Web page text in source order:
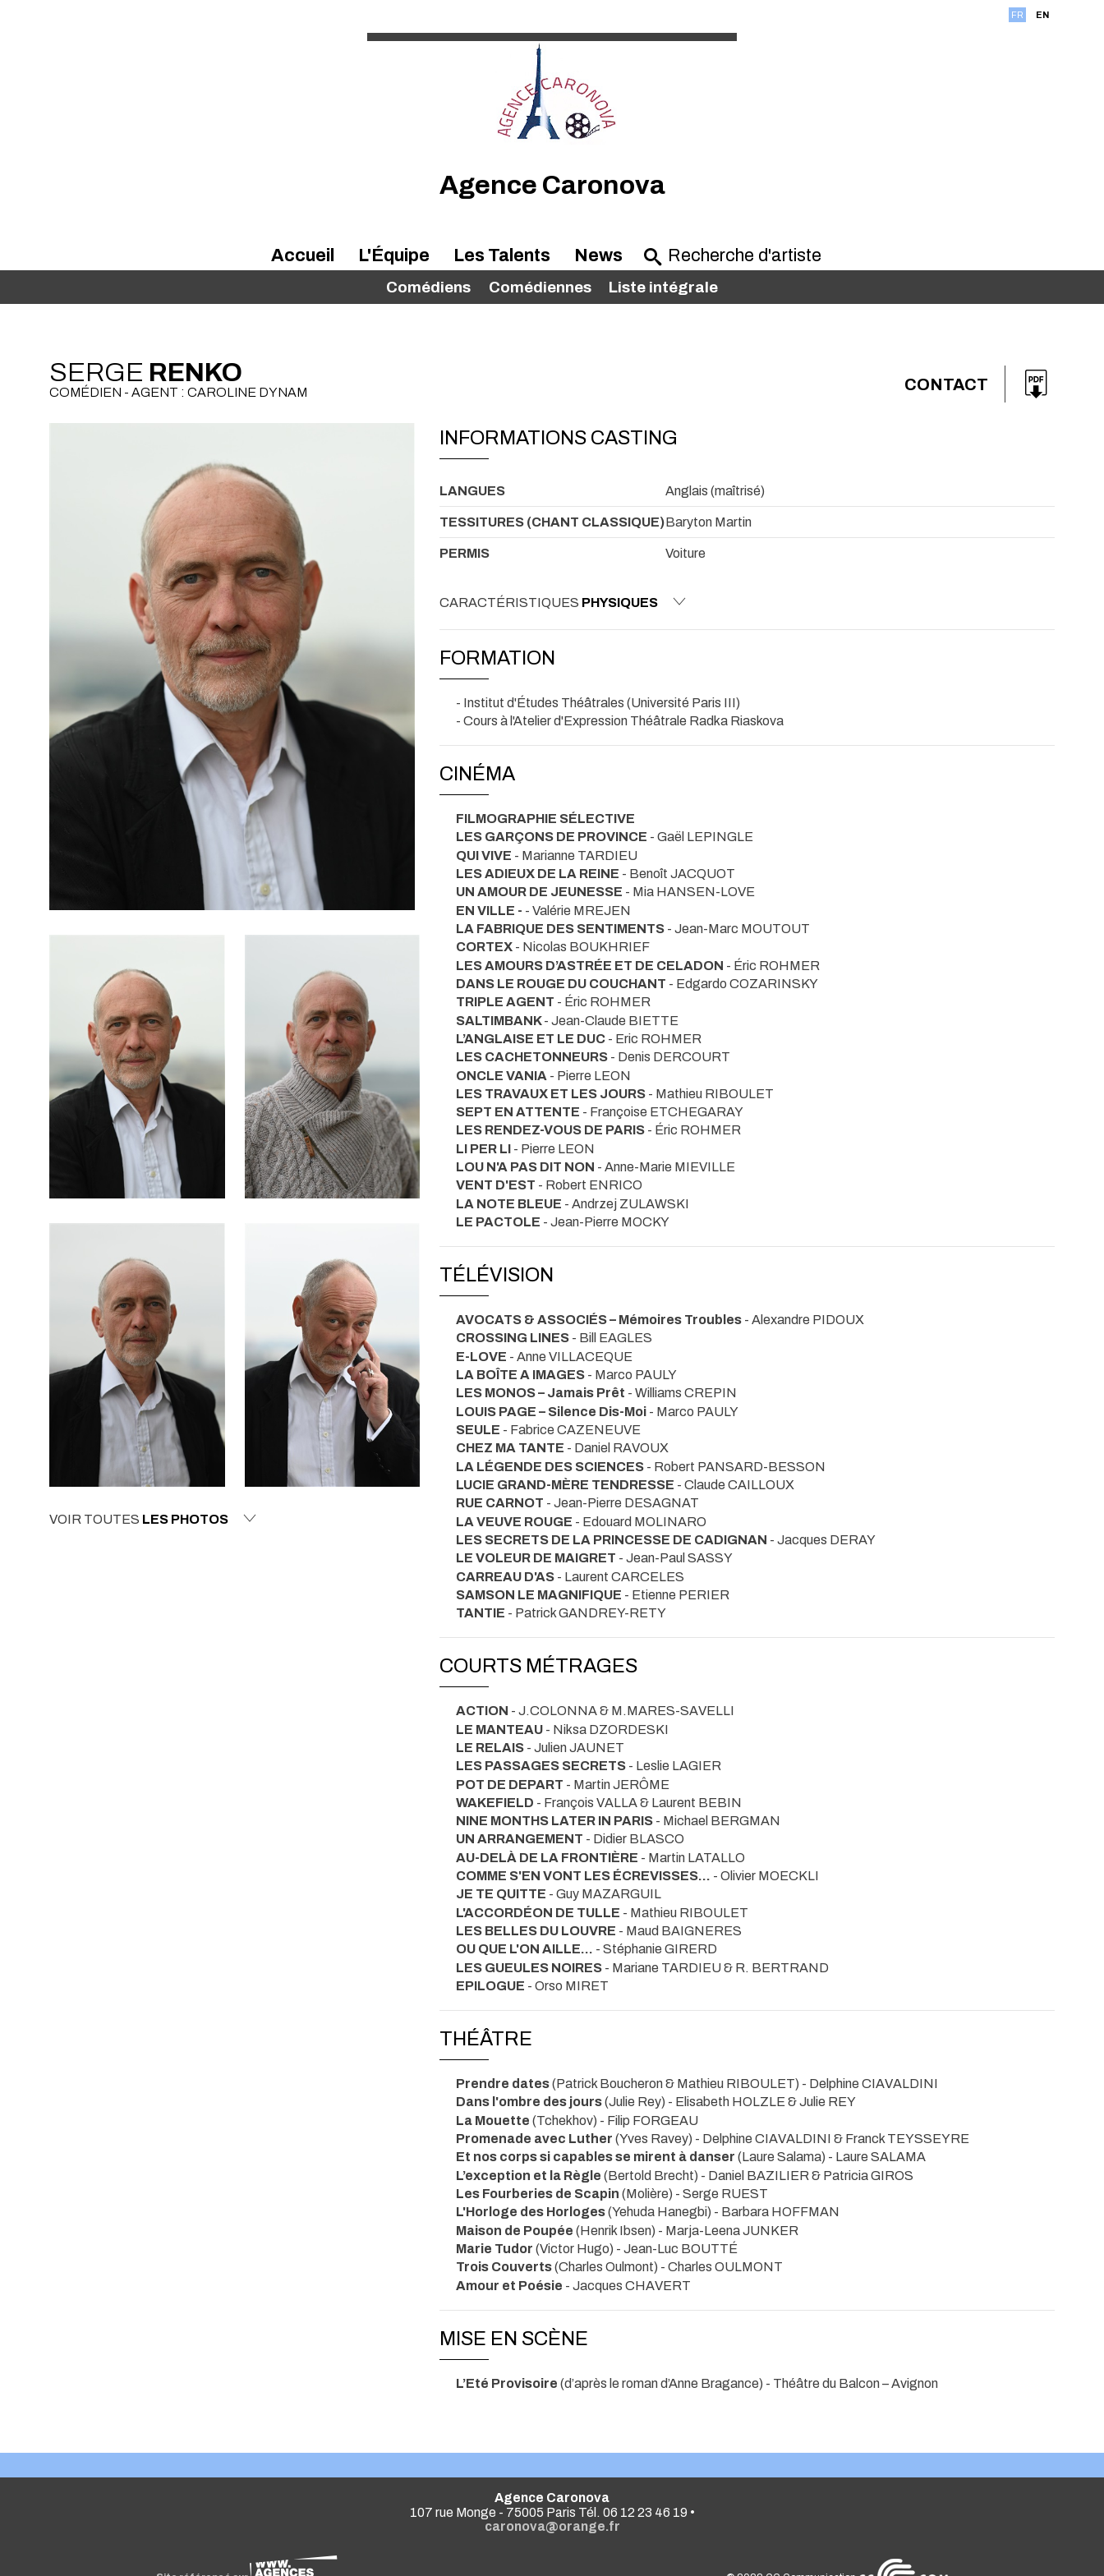
FR EN
Agence Caronova
Accueil L'Équipe Les Talents
Comédiens Comédiennes Liste intégrale
News
SERGE RENKO
COMÉDIEN - AGENT : CAROLINE DYNAM CONTACT
VOIR TOUTES LES PHOTOS
INFORMATIONS CASTING
LANGUES Anglais (maîtrisé)
TESSITURES (CHANT CLASSIQUE)Baryton Martin
PERMIS Voiture
CARACTÉRISTIQUES PHYSIQUES
FORMATION
- Institut d'Études Théâtrales (Université Paris III)
- Cours à l'Atelier d'Expression Théâtrale Radka Riaskova
CINÉMA
FILMOGRAPHIE SÉLECTIVE
LES GARÇONS DE PROVINCE - Gaël LEPINGLE
QUI VIVE - Marianne TARDIEU
LES ADIEUX DE LA REINE - Benoît JACQUOT
UN AMOUR DE JEUNESSE - Mia HANSEN-LOVE
EN VILLE - - Valérie MREJEN
LA FABRIQUE DES SENTIMENTS - Jean-Marc MOUTOUT
CORTEX - Nicolas BOUKHRIEF
LES AMOURS D’ASTRÉE ET DE CELADON - Éric ROHMER
DANS LE ROUGE DU COUCHANT - Edgardo COZARINSKY
TRIPLE AGENT - Éric ROHMER
SALTIMBANK- Jean-Claude BIETTE
L’ANGLAISE ET LE DUC - Eric ROHMER
LES CACHETONNEURS - Denis DERCOURT
ONCLE VANIA - Pierre LEON
LES TRAVAUX ET LES JOURS - Mathieu RIBOULET
SEPT EN ATTENTE - Françoise ETCHEGARAY
LES RENDEZ-VOUS DE PARIS - Éric ROHMER
LI PER LI - Pierre LEON
LOU N'A PAS DIT NON - Anne-Marie MIEVILLE
VENT D'EST - Robert ENRICO
LA NOTE BLEUE - Andrzej ZULAWSKI
LE PACTOLE - Jean-Pierre MOCKY
TÉLÉVISION
AVOCATS & ASSOCIÉS – Mémoires Troubles - Alexandre PIDOUX
CROSSING LINES - Bill EAGLES
E-LOVE - Anne VILLACEQUE
LA BOÎTE A IMAGES - Marco PAULY
LES MONOS – Jamais Prêt - Williams CREPIN
LOUIS PAGE – Silence Dis-Moi - Marco PAULY
SEULE - Fabrice CAZENEUVE
CHEZ MA TANTE - Daniel RAVOUX
LA LÉGENDE DES SCIENCES - Robert PANSARD-BESSON
LUCIE GRAND-MÈRE TENDRESSE - Claude CAILLOUX
RUE CARNOT - Jean-Pierre DESAGNAT
LA VEUVE ROUGE - Edouard MOLINARO
LES SECRETS DE LA PRINCESSE DE CADIGNAN - Jacques DERAY
LE VOLEUR DE MAIGRET - Jean-Paul SASSY
CARREAU D'AS - Laurent CARCELES
SAMSON LE MAGNIFIQUE - Etienne PERIER
TANTIE - Patrick GANDREY-RETY
COURTS MÉTRAGES
ACTION - J.COLONNA & M.MARES-SAVELLI
LE MANTEAU - Niksa DZORDESKI
LE RELAIS - Julien JAUNET
LES PASSAGES SECRETS - Leslie LAGIER
POT DE DEPART - Martin JERÔME
WAKEFIELD - François VALLA & Laurent BEBIN
NINE MONTHS LATER IN PARIS - Michael BERGMAN
UN ARRANGEMENT - Didier BLASCO
AU-DELÀ DE LA FRONTIÈRE - Martin LATALLO
COMME S'EN VONT LES ÉCREVISSES... - Olivier MOECKLI
JE TE QUITTE - Guy MAZARGUIL
L'ACCORDÉON DE TULLE - Mathieu RIBOULET
LES BELLES DU LOUVRE - Maud BAIGNERES
OU QUE L'ON AILLE... - Stéphanie GIRERD
LES GUEULES NOIRES - Mariane TARDIEU & R. BERTRAND
EPILOGUE - Orso MIRET
THÉÂTRE
Prendre dates(Patrick Boucheron & Mathieu RIBOULET) - Delphine CIAVALDINI
Dans l'ombre des jours(Julie Rey) - Elisabeth HOLZLE & Julie REY
La Mouette (Tchekhov) - Filip FORGEAU
Promenade avec Luther (Yves Ravey) - Delphine CIAVALDINI & Franck TEYSSEYRE
Et nos corps si capables se mirent à danser (Laure Salama) - Laure SALAMA
L’exception et la Règle (Bertold Brecht) - Daniel BAZILIER & Patricia GIROS
Les Fourberies de Scapin (Molière) - Serge RUEST
L'Horloge des Horloges(Yehuda Hanegbi) - Barbara HOFFMAN
Maison de Poupée (Henrik Ibsen) - Marja-Leena JUNKER
Marie Tudor (Victor Hugo) - Jean-Luc BOUTTÉ
Trois Couverts(Charles Oulmont) - Charles OULMONT
Amour et Poésie - Jacques CHAVERT
MISE EN SCÈNE
L’Eté Provisoire (d’après le roman d’Anne Bragance) - Théâtre du Balcon – Avignon
Agence Caronova
107 rue Monge - 75005 Paris Tél. 06 12 23 46 19 •
caronova@orange.fr